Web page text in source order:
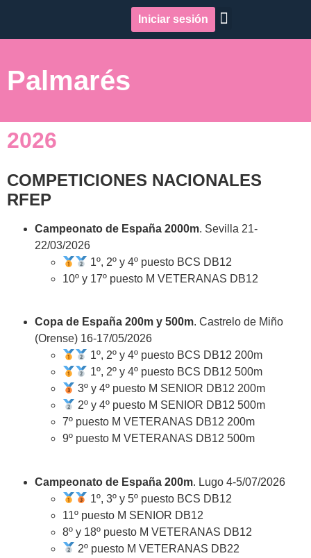
Iniciar sesión
Palmarés
2026
COMPETICIONES NACIONALES
RFEP
Campeonato de España 2000m. Sevilla 21-
22/03/2026
1º, 2º y 4º puesto BCS DB12
10º y 17º puesto M VETERANAS DB12
Copa de España 200m y 500m. Castrelo de Miño
(Orense) 16-17/05/2026
1º, 2º y 4º puesto BCS DB12 200m
1º, 2º y 4º puesto BCS DB12 500m
3º y 4º puesto M SENIOR DB12 200m
2º y 4º puesto M SENIOR DB12 500m
7º puesto M VETERANAS DB12 200m
9º puesto M VETERANAS DB12 500m
Campeonato de España 200m. Lugo 4-5/07/2026
1º, 3º y 5º puesto BCS DB12
11º puesto M SENIOR DB12
8º y 18º puesto M VETERANAS DB12
2º puesto M VETERANAS DB22